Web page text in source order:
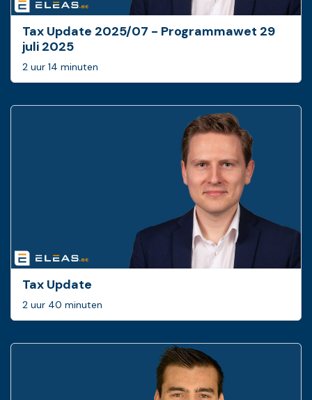
Tax Update 2025/07 - Programmawet 29
juli 2025
2 uur 14 minuten
Tax Update
2 uur 40 minuten